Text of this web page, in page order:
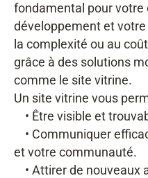
fondamental pour
développement et
la complexité ou au
grâce à des solutions
comme le site vitrine.
Un site vitrine vous
• Être visible et
• Communiquer
et votre communauté.
• Attirer de nouveaux